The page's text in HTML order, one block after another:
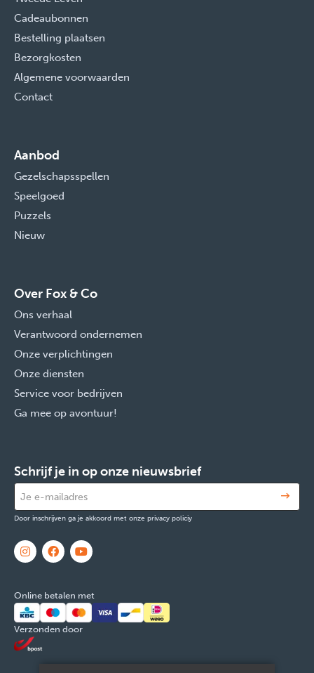
Cadeaubonnen
Bestelling plaatsen
Bezorgkosten
Algemene voorwaarden
Contact
Aanbod
Gezelschapsspellen
Speelgoed
Puzzels
Nieuw
Over Fox & Co
Ons verhaal
Verantwoord ondernemen
Onze verplichtingen
Onze diensten
Service voor bedrijven
Ga mee op avontuur!
Schrijf je in op onze nieuwsbrief
Door inschrijven ga je akkoord met onze privacy policiy
Online betalen met
Verzonden door